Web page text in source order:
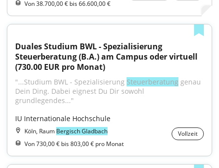
Von 38.700,00 € bis 66.600,00 €
Duales Studium BWL - Spezialisierung
Steuerberatung (B.A.) am Campus oder virtuell
(730.00 EUR pro Monat)
"...Studium BWL - Spezialisierung Steuerberatung genau
Dein Ding. Dabei eignest Du Dir sowohl
grundlegendes..."
IU Internationale Hochschule
Köln, Raum Bergisch Gladbach
Vollzeit
Von 730,00 € bis 803,00 € pro Monat